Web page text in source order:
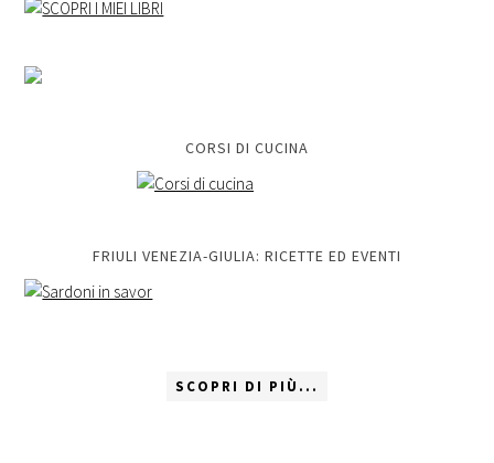
CORSI DI CUCINA
FRIULI VENEZIA-GIULIA: RICETTE ED EVENTI
SCOPRI DI PIÙ...